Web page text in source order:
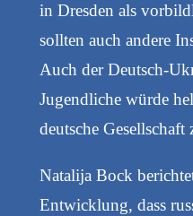
in Dresden als
sollten auch andere
Auch der Deutsch-
Jugendliche würde
deutsche Gesellschaft
Natalija Bock
Entwicklung, dass